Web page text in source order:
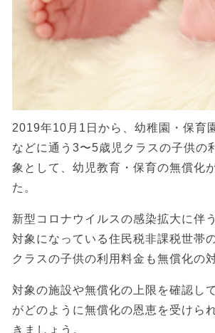
2019年10月1日から、幼稚園・保育
などに通う3〜5歳児クラスの子供の
象として、幼児教育・保育の無償化
た。
新型コロナウイルスの感染拡大に伴
対象になっている住民税非課税世帯
クラスの子供の利用料金も無償化の
対象の施設や無償化の上限を確認し
がどのように無償化の恩恵を受けら
きましょう。